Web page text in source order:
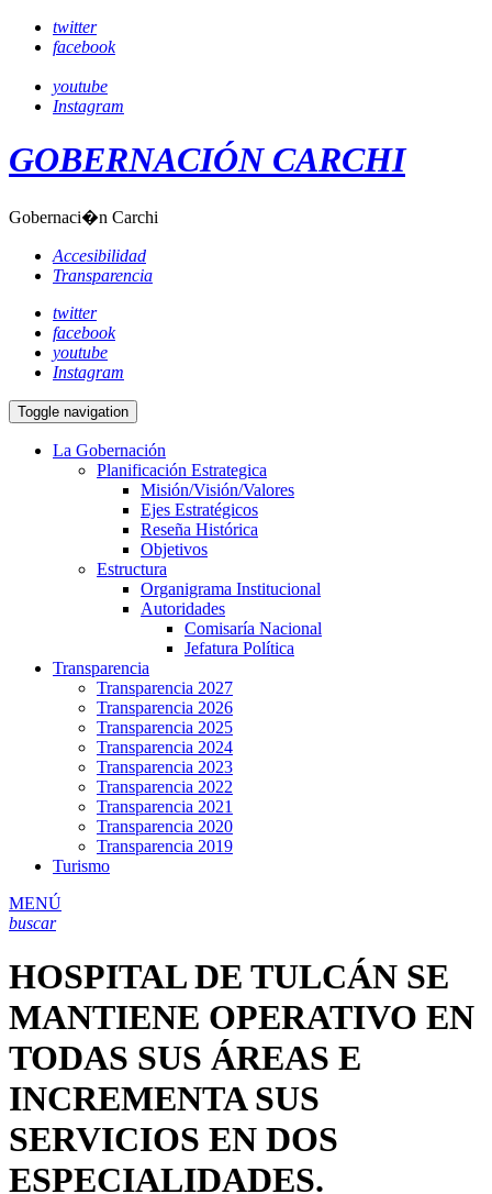
twitter
facebook
youtube
Instagram
GOBERNACIÓN CARCHI
Gobernaci�n Carchi
Accesibilidad
Transparencia
twitter
facebook
youtube
Instagram
Toggle navigation
La Gobernación
Planificación Estrategica
Misión/Visión/Valores
Ejes Estratégicos
Reseña Histórica
Objetivos
Estructura
Organigrama Institucional
Autoridades
Comisaría Nacional
Jefatura Política
Transparencia
Transparencia 2027
Transparencia 2026
Transparencia 2025
Transparencia 2024
Transparencia 2023
Transparencia 2022
Transparencia 2021
Transparencia 2020
Transparencia 2019
Turismo
MENÚ
buscar
HOSPITAL DE TULCÁN SE
MANTIENE OPERATIVO EN
TODAS SUS ÁREAS E
INCREMENTA SUS
SERVICIOS EN DOS
ESPECIALIDADES.